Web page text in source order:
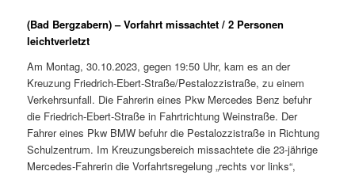
(Bad Bergzabern) – Vorfahrt missachtet / 2 Personen
leichtverletzt
Am Montag, 30.10.2023, gegen 19:50 Uhr, kam es an der
Kreuzung Friedrich-Ebert-Straße/Pestalozzistraße, zu einem
Verkehrsunfall. Die Fahrerin eines Pkw Mercedes Benz befuhr
die Friedrich-Ebert-Straße in Fahrtrichtung Weinstraße. Der
Fahrer eines Pkw BMW befuhr die Pestalozzistraße in Richtung
Schulzentrum. Im Kreuzungsbereich missachtete die 23-jährige
Mercedes-Fahrerin die Vorfahrtsregelung „rechts vor links“,